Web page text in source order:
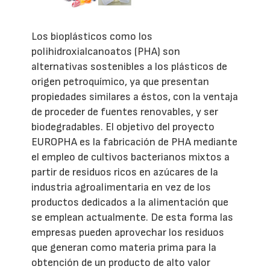
Los bioplásticos como los
polihidroxialcanoatos (PHA) son
alternativas sostenibles a los plásticos de
origen petroquímico, ya que presentan
propiedades similares a éstos, con la ventaja
de proceder de fuentes renovables, y ser
biodegradables. El objetivo del proyecto
EUROPHA es la fabricación de PHA mediante
el empleo de cultivos bacterianos mixtos a
partir de residuos ricos en azúcares de la
industria agroalimentaria en vez de los
productos dedicados a la alimentación que
se emplean actualmente. De esta forma las
empresas pueden aprovechar los residuos
que generan como materia prima para la
obtención de un producto de alto valor